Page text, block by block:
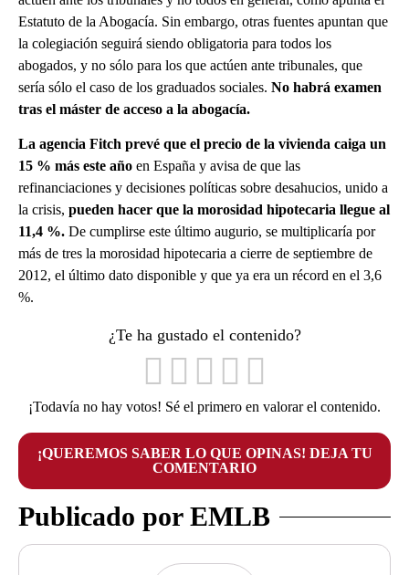
Estatuto de la Abogacía. Sin embargo, otras fuentes apuntan que
la colegiación seguirá siendo obligatoria para todos los
abogados, y no sólo para los que actúen ante tribunales, que
sería sólo el caso de los graduados sociales. No habrá examen
tras el máster de acceso a la abogacía.
La agencia Fitch prevé que el precio de la vivienda caiga un
15 % más este año en España y avisa de que las
refinanciaciones y decisiones políticas sobre desahucios, unido a
la crisis, pueden hacer que la morosidad hipotecaria llegue al
11,4 %. De cumplirse este último augurio, se multiplicaría por
más de tres la morosidad hipotecaria a cierre de septiembre de
2012, el último dato disponible y que ya era un récord en el 3,6
%.
¿Te ha gustado el contenido?
¡Todavía no hay votos! Sé el primero en valorar el contenido.
¡QUEREMOS SABER LO QUE OPINAS! DEJA TU
COMENTARIO
Publicado por EMLB